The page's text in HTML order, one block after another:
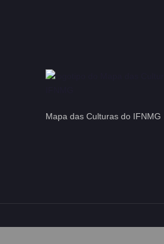
Mapa das Culturas do IFNMG